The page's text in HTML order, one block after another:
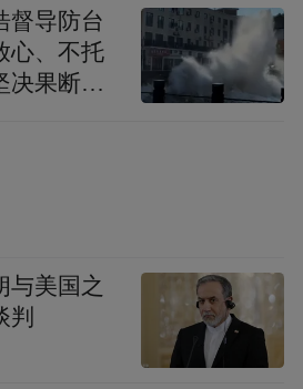
督导防台
心、不托
决果断转
与美国之
判